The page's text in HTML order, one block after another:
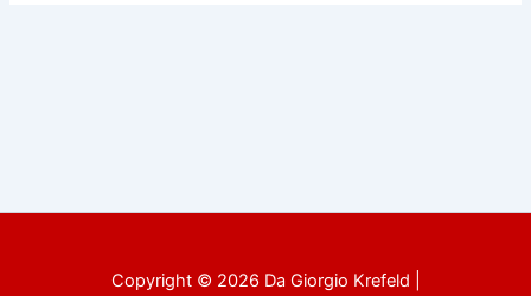
Copyright © 2026 Da Giorgio Krefeld |